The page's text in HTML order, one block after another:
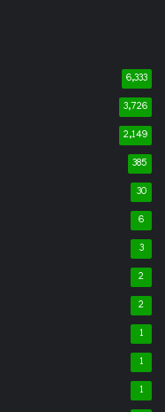
6,333
3,726
2,149
385
30
6
3
2
2
1
1
1